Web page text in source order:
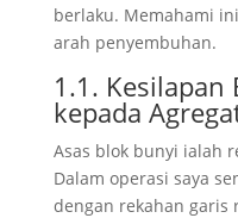
berlaku. Memahami
arah penyembuhan.
1.1. Kesilapan
kepada
Asas blok bunyi ialah
Dalam operasi saya
dengan rekahan garis